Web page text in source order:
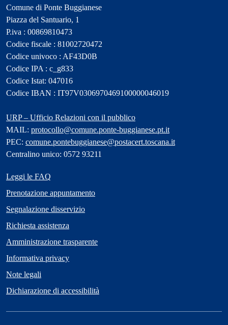
Comune di Ponte Buggianese
Piazza del Santuario, 1
P.iva : 00869810473
Codice fiscale : 81002720472
Codice univoco : AF43D0B
Codice IPA : c_g833
Codice Istat: 047016
Codice IBAN : IT97V0306970469100000046019
URP – Ufficio Relazioni con il pubblico
MAIL: protocollo@comune.ponte-buggianese.pt.it
PEC: comune.pontebuggianese@postacert.toscana.it
Centralino unico: 0572 93211
Leggi le FAQ
Prenotazione appuntamento
Segnalazione disservizio
Richiesta assistenza
Amministrazione trasparente
Informativa privacy
Note legali
Dichiarazione di accessibilità